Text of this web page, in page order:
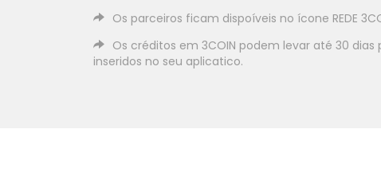
Os parceiros ficam dispoíveis no ícone REDE
Os créditos em 3COIN podem levar até 30 dias
inseridos no seu aplicatico.